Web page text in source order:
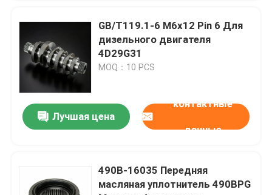
GB/T119.1-6 M6x12 Pin 6 Для
дизельного двигателя
4D29G31
MOQ：10 PCS
Лучшая цена
контактные
данные
490B-16035 Передняя
масляная уплотнитель 490BPG